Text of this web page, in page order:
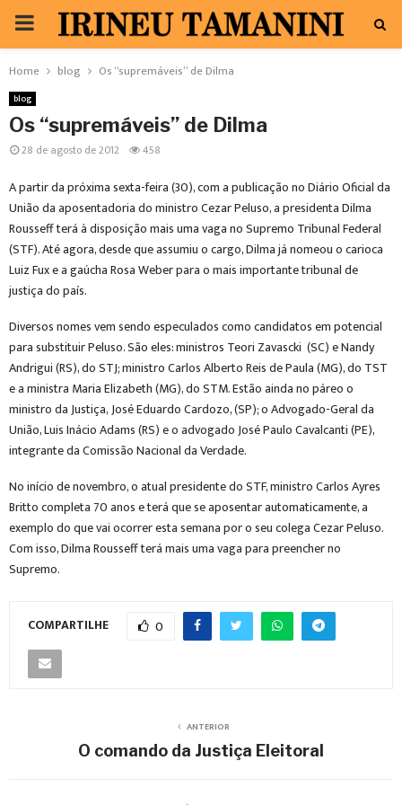
PRIMARY
MENU
Home blog Os “supremáveis” de Dilma
blog
Os “supremáveis” de Dilma
28 de agosto de 2012 458
A partir da próxima sexta-feira (30), com a publicação no Diário Oficial da
União da aposentadoria do ministro Cezar Peluso, a presidenta Dilma
Rousseff terá à disposição mais uma vaga no Supremo Tribunal Federal
(STF). Até agora, desde que assumiu o cargo, Dilma já nomeou o carioca
Luiz Fux e a gaúcha Rosa Weber para o mais importante tribunal de
justiça do país.
Diversos nomes vem sendo especulados como candidatos em potencial
para substituir Peluso. São eles: ministros Teori Zavascki (SC) e Nandy
Andrigui (RS), do STJ; ministro Carlos Alberto Reis de Paula (MG), do TST
e a ministra Maria Elizabeth (MG), do STM. Estão ainda no páreo o
ministro da Justiça, José Eduardo Cardozo, (SP); o Advogado-Geral da
União, Luis Inácio Adams (RS) e o advogado José Paulo Cavalcanti (PE),
integrante da Comissão Nacional da Verdade.
No início de novembro, o atual presidente do STF, ministro Carlos Ayres
Britto completa 70 anos e terá que se aposentar automaticamente, a
exemplo do que vai ocorrer esta semana por o seu colega Cezar Peluso.
Com isso, Dilma Rousseff terá mais uma vaga para preencher no
Supremo.
COMPARTILHE 0
ANTERIOR
O comando da Justiça Eleitoral